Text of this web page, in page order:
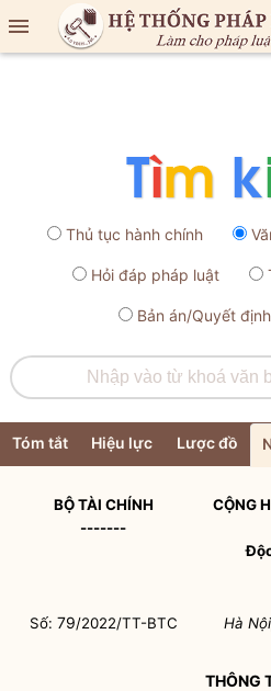

Thủ tục hành chính
Hỏi đáp pháp luật
Bản án/Quyết định
Tóm tắt Hiệu lực Lược đồ
BỘ TÀI CHÍNH
-------
CỘNG
Số: 79/2022/TT-BTC Hà
THÔNG